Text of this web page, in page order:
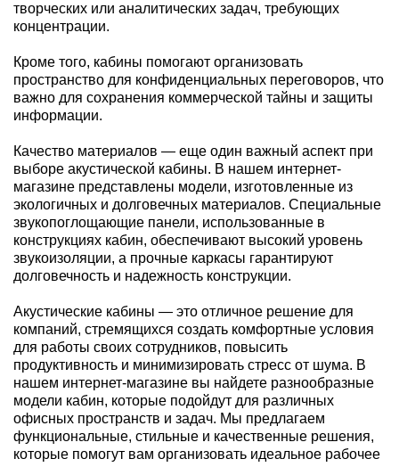
творческих или аналитических задач, требующих
концентрации.
Кроме того, кабины помогают организовать
пространство для конфиденциальных переговоров, что
важно для сохранения коммерческой тайны и защиты
информации.
Качество материалов — еще один важный аспект при
выборе акустической кабины. В нашем интернет-
магазине представлены модели, изготовленные из
экологичных и долговечных материалов. Специальные
звукопоглощающие панели, использованные в
конструкциях кабин, обеспечивают высокий уровень
звукоизоляции, а прочные каркасы гарантируют
долговечность и надежность конструкции.
Акустические кабины — это отличное решение для
компаний, стремящихся создать комфортные условия
для работы своих сотрудников, повысить
продуктивность и минимизировать стресс от шума. В
нашем интернет-магазине вы найдете разнообразные
модели кабин, которые подойдут для различных
офисных пространств и задач. Мы предлагаем
функциональные, стильные и качественные решения,
которые помогут вам организовать идеальное рабочее